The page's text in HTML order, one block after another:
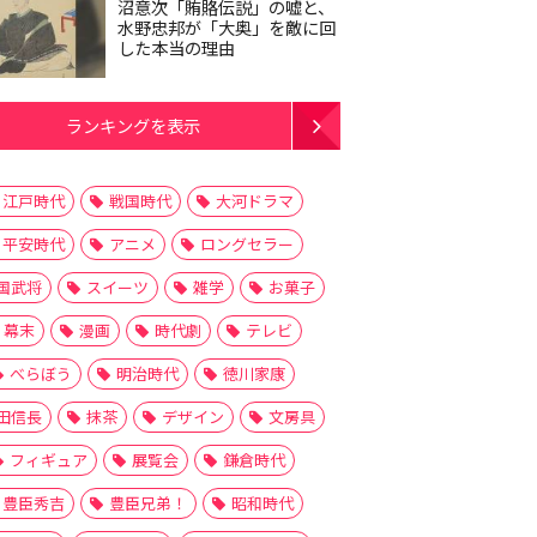
沼意次「賄賂伝説」の嘘と、
水野忠邦が「大奥」を敵に回
した本当の理由
ランキングを表示
江戸時代 戦国時代
大河ドラマ
平安時代
アニメ
ロングセラー
武将
スイーツ 雑学
お菓子
幕末
漫画 時代劇
テレビ
べらぼう
明治時代
徳川家康
信長
抹茶 デザイン
文房具
フィギュア
展覧会
鎌倉時代
豊臣秀吉
豊臣兄弟！
昭和時代